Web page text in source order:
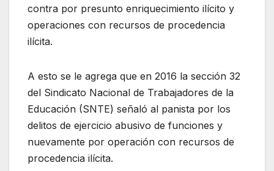
contra por presunto enriquecimiento ilícito y
operaciones con recursos de procedencia
ilícita.
A esto se le agrega que en 2016 la sección 32
del Sindicato Nacional de Trabajadores de la
Educación (SNTE) señaló al panista por los
delitos de ejercicio abusivo de funciones y
nuevamente por operación con recursos de
procedencia ilícita.